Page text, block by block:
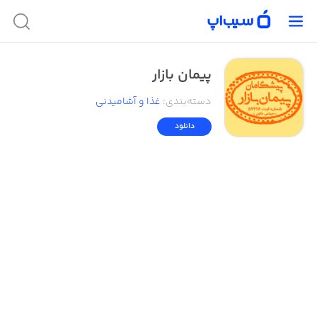
پیمان بازار
دسته‌بندی: غذا و آشامیدنی
دانلود